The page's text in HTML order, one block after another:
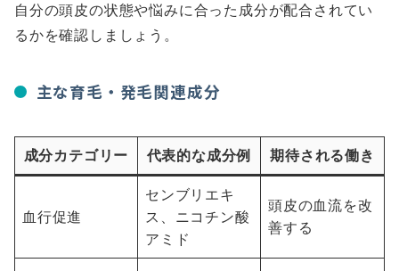
自分の頭皮の状態や悩みに合った成分が配合されてい
るかを確認しましょう。
主な育毛・発毛関連成分
成分カテゴリー 代表的な成分例 期待される働き
血行促進
センブリエキ
ス、ニコチン酸
アミド
頭皮の血流を改
善する